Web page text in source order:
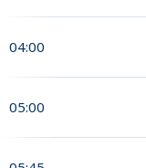
04:00
05:00